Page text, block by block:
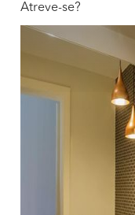
Atreve-se?